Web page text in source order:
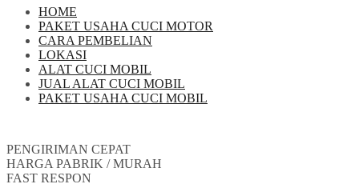
HOME
PAKET USAHA CUCI MOTOR
CARA PEMBELIAN
LOKASI
ALAT CUCI MOBIL
JUAL ALAT CUCI MOBIL
PAKET USAHA CUCI MOBIL
PENGIRIMAN CEPAT
HARGA PABRIK / MURAH
FAST RESPON